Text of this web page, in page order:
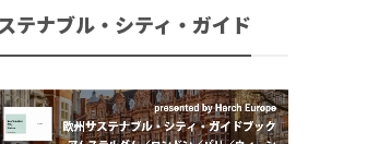
テナブル・シティ・ガイド